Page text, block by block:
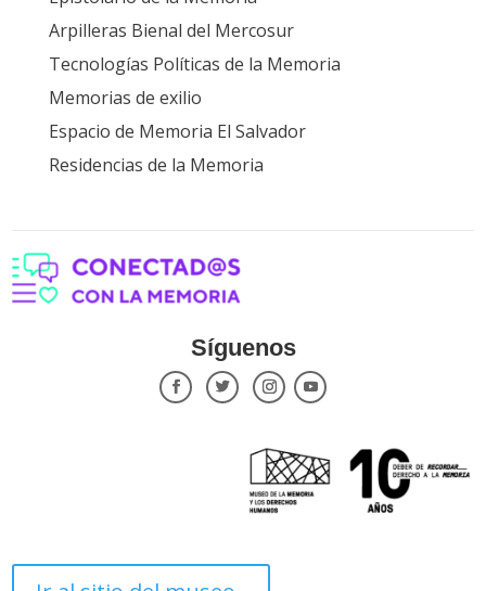
Arpilleras Bienal del Mercosur
Tecnologías Políticas de la Memoria
Memorias de exilio
Espacio de Memoria El Salvador
Residencias de la Memoria
Síguenos